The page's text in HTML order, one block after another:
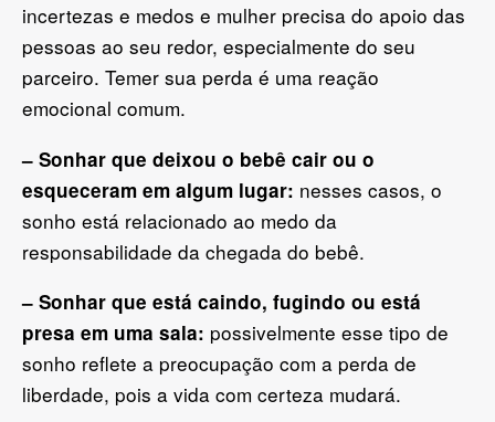
incertezas e medos e mulher precisa do apoio das
pessoas ao seu redor, especialmente do seu
parceiro. Temer sua perda é uma reação
emocional comum.
– Sonhar que deixou o bebê cair ou o
esqueceram em algum lugar: nesses casos, o
sonho está relacionado ao medo da
responsabilidade da chegada do bebê.
– Sonhar que está caindo, fugindo ou está
presa em uma sala: possivelmente esse tipo de
sonho reflete a preocupação com a perda de
liberdade, pois a vida com certeza mudará.